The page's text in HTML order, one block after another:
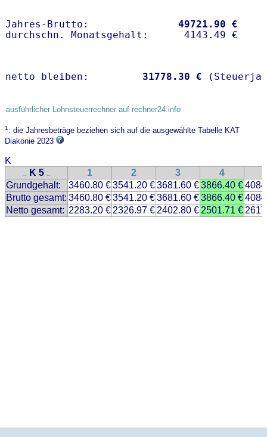
Jahres-Brutto: 49721.90 €
netto bleiben: 31778.30 €
ausführlicher Lohnsteuerrechner auf rechner24.info
1: die Jahresbeträge beziehen sich auf die ausgewählte Tabelle KAT
Diakonie 2023
K
.. K 5 .. 1 2 3 4
Grundgehalt:
3460.80 €3541.20 €3681.60 €3866.40 €
Brutto gesamt: 3460.80 €3541.20 €3681.60 €3866.40 €
Netto gesamt: 2283.20 € 2326.97 € 2402.80 € 2501.71 €